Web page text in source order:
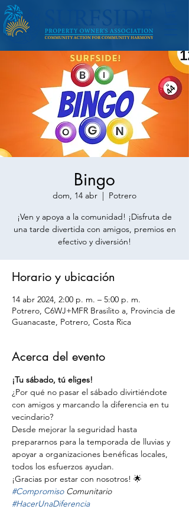
Bingo
dom, 14 abr
  |
Potrero
¡Ven y apoya a la comunidad! ¡Disfruta de
una tarde divertida con amigos, premios en
efectivo y diversión!
Horario y ubicación
14 abr 2024, 2:00 p. m. – 5:00 p. m.
Potrero, C6WJ+MFR Brasilito a, Provincia de
Guanacaste, Potrero, Costa Rica
Acerca del evento
¡Tu sábado, tú eliges!
¿Por qué no pasar el sábado divirtiéndote
con amigos y marcando la diferencia en tu
vecindario?
Desde mejorar la seguridad hasta
prepararnos para la temporada de lluvias y
apoyar a organizaciones benéficas locales,
todos los esfuerzos ayudan.
¡Gracias por estar con nosotros! 🌟
#Compromiso Comunitario
#HacerUnaDiferencia